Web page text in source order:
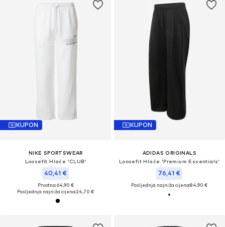
KUPON
NIKE SPORTSWEAR
Loosefit Hlače 'CLUB'
40,41 €
Prvotno: 64,90 €
Posljednja najniža cijena:24,70 €
KUPON
ADIDAS ORIGINALS
Loosefit Hlače 'Premium Essentials'
76,41 €
Posljednja najniža cijena:84,90 €